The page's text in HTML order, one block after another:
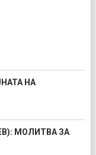
НА
МОЛИТВА ЗА